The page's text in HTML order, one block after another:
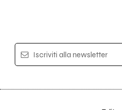
Iscriviti alla newsletter